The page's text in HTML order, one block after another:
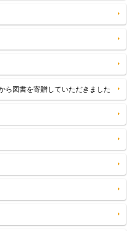
ら図書を寄贈していただきました